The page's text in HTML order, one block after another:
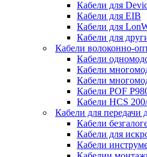
Кабели для
Кабели для EIB
Кабели для
Кабели для
Кабели волоконно-
Кабели
Кабели
Кабели
Кабели POF
Кабели HCS
Кабели для передачи
Кабели
Кабели для
Кабели